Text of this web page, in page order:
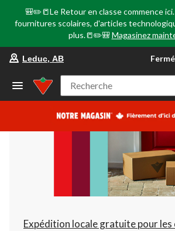
🎒✏️📒Le Retour en classe commence
fournitures scolaires, d'articles
plus.📒✏️🎒 Magasinez
votre
préféré
Leduc,
AB,
courament
Ouverture
à
06:00
cliquer
pour
changer
Leduc, AB Fermé
Recherche
Expédition locale gratuite pour les